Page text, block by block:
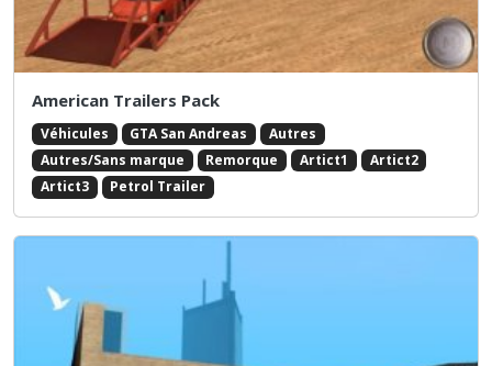
American Trailers Pack
Véhicules GTA San Andreas
Autres
Autres/Sans marque
Remorque Artict1
Artict2
Artict3
Petrol Trailer